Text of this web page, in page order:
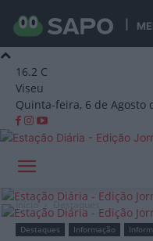
16.2 C
Viseu
Quinta-feira, 6 de Agosto
Início Destaques
Destaques Informação